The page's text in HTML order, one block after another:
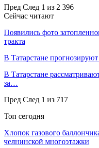
Пред След 1 из 2 396
Сейчас читают
Появились фото
тракта
В Татарстане
В Татарстане
за…
Пред След 1 из 717
Топ сегодня
Хлопок газового
челнинской многоэтажки